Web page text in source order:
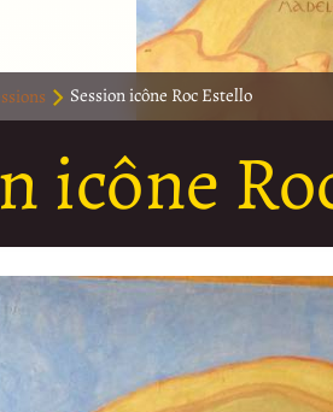
Session icône Roc Estello
icône